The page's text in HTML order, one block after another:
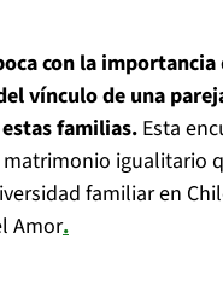
con la
vínculo de una
familias.Esta
matrimonio igualitario
familiar en
Amor.